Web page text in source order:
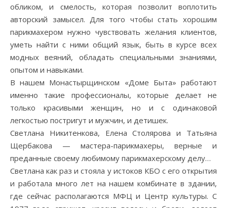
обликом, и смелость, которая позволит воплотить
авторский замысел. Для того чтобы стать хорошим
парикмахером нужно чувствовать желания клиентов,
уметь найти с ними общий язык, быть в курсе всех
модных веяний, обладать специальными знаниями,
опытом и навыками.
В нашем Монастырщинском «Доме Быта» работают
именно такие профессионалы, которые делает не
только красивыми женщин, но и с одинаковой
легкостью постригут и мужчин, и детишек.
Светлана Никитенкова, Елена Столярова и Татьяна
Щербакова — мастера-парикмахеры, верные и
преданные своему любимому парикмахерскому делу…
Светлана как раз и стояла у истоков КБО с его открытия
и работала много лет на нашем комбинате в здании,
где сейчас располагаются МФЦ и Центр культуры. С